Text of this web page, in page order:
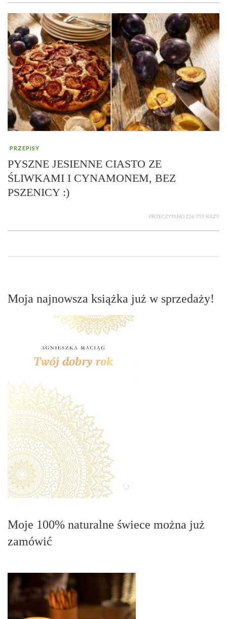
PRZEPISY
PYSZNE JESIENNE CIASTO ZE
ŚLIWKAMI I CYNAMONEM, BEZ
PSZENICY :)
PRZECZYTANO 226 755 RAZY
Moja najnowsza książka już w sprzedaży!
Moje 100% naturalne świece można już
zamówić